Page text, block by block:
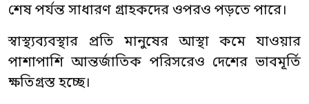
শেষ পর্যন্ত সাধারণ গ্রাহকদের ওপরও পড়তে পারে।
স্বাস্থ্যব্যবস্থার প্রতি মানুষের আস্থা কমে যাওয়ার
পাশাপাশি আন্তর্জাতিক পরিসরেও দেশের ভাবমূর্তি
ক্ষতিগ্রস্ত হচ্ছে।